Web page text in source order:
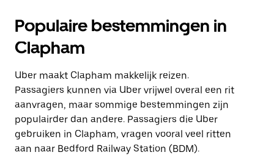
de
agenda
te
openen
een
datum
selecteren.
Druk
op
Escape
om
Populaire bestemmingen in
Clapham
Uber maakt Clapham makkelijk reizen.
Passagiers kunnen via Uber vrijwel overal een rit
aanvragen, maar sommige bestemmingen zijn
populairder dan andere. Passagiers die Uber
gebruiken in Clapham, vragen vooral veel ritten
aan naar Bedford Railway Station (BDM).